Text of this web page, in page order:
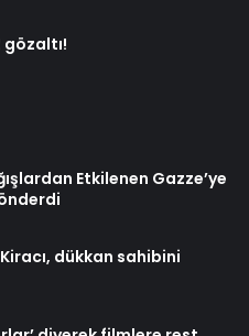
gözaltı!
Etkilenen Gazze’ye
dükkan sahibini